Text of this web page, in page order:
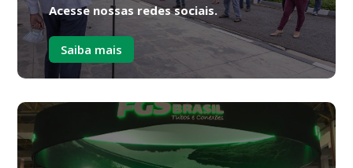
Acesse nossas redes sociais.
Saiba mais